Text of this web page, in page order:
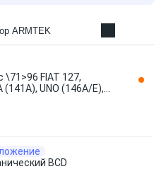
ARMTEK
\71>96 FIAT 127,
(141A), UNO (146A/E),
IBIZA (021A 2138/5 BCD
BCD